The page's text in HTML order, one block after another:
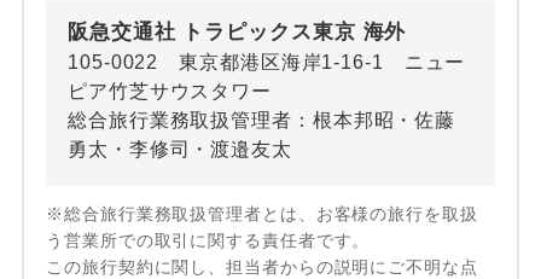
阪急交通社 トラピックス東京 海外
105-0022 東京都港区海岸1-16-1 ニュー
ピア竹芝サウスタワー
総合旅行業務取扱管理者：根本邦昭・佐藤
勇太・李修司・渡邉友太
※総合旅行業務取扱管理者とは、お客様の旅行を取扱
う営業所での取引に関する責任者です。
この旅行契約に関し、担当者からの説明にご不明な点